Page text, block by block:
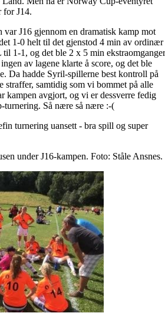
for J14.
var J16 gjennom en dramatisk kamp mot
1-0 helt til det gjenstod 4 min av ordinær
1-1, og det ble 2 x 5 min ekstraomganger
av lagene klarte å score, og det ble
Da hadde Syril-spillerne best kontroll på
straffer, samtidig som vi bommet på alle
kampen avgjort, og vi er dessverre fedig
turnering. Så nære så nære :-(
turnering uansett - bra spill og super
under J16-kampen. Foto: Ståle Ansnes.